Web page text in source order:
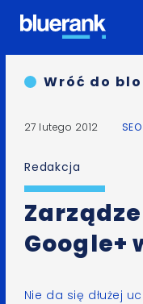
Wróć do
27 lutego 2012 SEO
Redakcja
Google+
Nie da się dłużej